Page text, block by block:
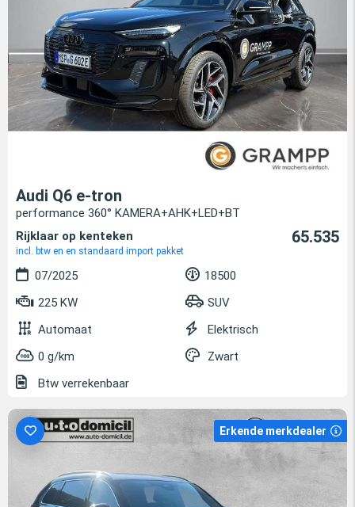
Audi Q6 e-tron
performance 360° KAMERA+AHK+LED+BT
Rijklaar op kenteken
incl. btw en en standaard import pakket
65.535
07/2025
18500
225 KW
SUV
Automaat
Elektrisch
0 g/km
Zwart
Btw verrekenbaar
Erkende merkdealer